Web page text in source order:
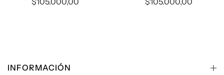
INFORMACIÓN